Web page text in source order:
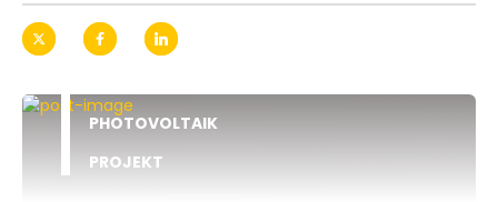
PHOTOVOLTAIK
PROJEKT